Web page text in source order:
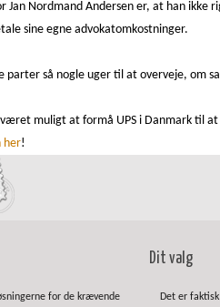
Jan Nordmand Andersen er, at han
sine egne advokatomkostninger.
parter så nogle uger til at overveje, om
muligt at formå UPS i Danmark til
her!
for de krævende
Dit valg
Det er